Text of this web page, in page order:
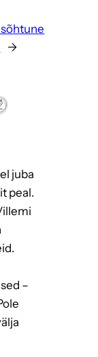
→
juba
peal.
–